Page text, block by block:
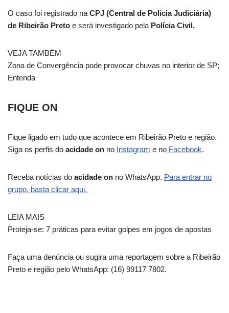
O caso foi registrado na CPJ (Central de Polícia Judiciária)
de Ribeirão Preto e será investigado pela Polícia Civil.
VEJA TAMBÉM
Zona de Convergência pode provocar chuvas no interior de SP;
Entenda
FIQUE ON
Fique ligado em tudo que acontece em Ribeirão Preto e região.
Siga os perfis do acidade on no Instagram e no Facebook.
Receba notícias do acidade on no WhatsApp. Para entrar no
grupo, basta clicar aqui.
LEIA MAIS
Proteja-se: 7 práticas para evitar golpes em jogos de apostas
Faça uma denúncia ou sugira uma reportagem sobre a Ribeirão
Preto e região pelo WhatsApp: (16) 99117 7802.